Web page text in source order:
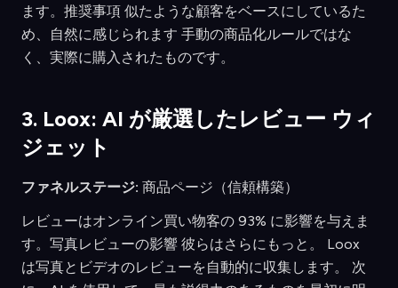
ます。推奨事項 似たような顧客をベースにしているた
め、自然に感じられます 手動の商品化ルールではな
く、実際に購入されたものです。
3. Loox: AI が厳選したレビュー ウィ
ジェット
ファネルステージ: 商品ページ（信頼構築）
レビューはオンライン買い物客の 93% に影響を与えま
す。写真レビューの影響 彼らはさらにもっと。 Loox
は写真とビデオのレビューを自動的に収集します。 次